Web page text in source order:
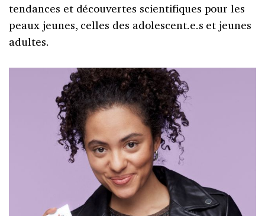
tendances et découvertes scientifiques pour les
peaux jeunes, celles des adolescent.e.s et jeunes
adultes.